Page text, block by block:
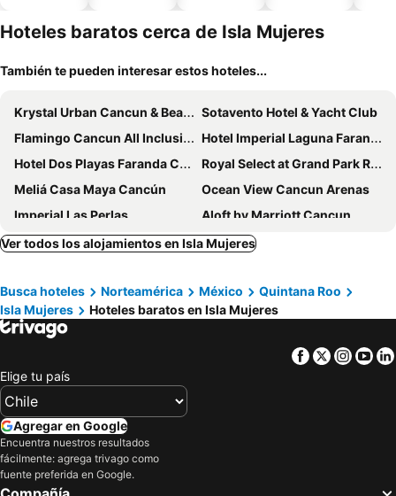
mascotas
Hoteles baratos cerca de Isla Mujeres
También te pueden interesar estos hoteles...
Krystal Urban Cancun & Beach Club
Sotavento Hotel & Yacht Club
Flamingo Cancun All Inclusive
Hotel Imperial Laguna Faranda Cancún
Hotel Dos Playas Faranda Cancún
Royal Select at Grand Park Royal Cancún - All Inclusive - Adults Only
Meliá Casa Maya Cancún
Ocean View Cancun Arenas
Imperial Las Perlas
Aloft by Marriott Cancun
Hotel Chi Ibal Hu Cancun
Aquamarina Beach Hotel
Oh! Cancun The Urban Oasis & Beach Club
ibis Cancun Centro
Sunset Marina Resort & Yacht Club
Beachscape Kin Ha Villas & Suites
Hotel Calypso Cancun
Four Points by Sheraton Cancun Centro
Hotel Caribe Internacional Cancun
Eco-hotel El Rey del Caribe
Mex Hoteles
Izla Hotel by Fiesta Americana, Isla Mujeres
Wyndham Garden Cancun Downtown
Ver todos los alojamientos en Isla Mujeres
Busca hoteles Norteamérica México
Quintana Roo
Isla Mujeres
Hoteles baratos en Isla Mujeres
Facebook
Twitter
Elige tu país
Agregar en Google
Encuentra nuestros resultados
fácilmente: agrega trivago como
fuente preferida en Google.